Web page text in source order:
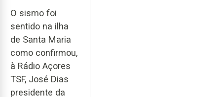
O sismo foi
sentido na ilha
de Santa Maria
como confirmou,
à Rádio Açores
TSF, José Dias
presidente da